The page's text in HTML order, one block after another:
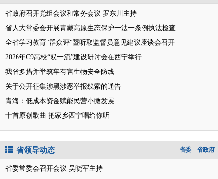
省政府召开党组会议和常务会议 罗东川主持
省人大常委会开展青藏高原生态保护一法一条例执法检查
全省学习教育"群众评"暨听取监督员意见建议座谈会召开
2026年C9高校“双一流”建设研讨会在西宁举行
我省多措并举筑牢有害生物安全防线
关于公开征集涉黑涉恶举报线索的通告
青海：低成本资金赋能民营小微发展
十首原创歌曲 把家乡西宁唱给你听
省领导动态 省政府
省委
省委常委会召开会议 吴晓军主持